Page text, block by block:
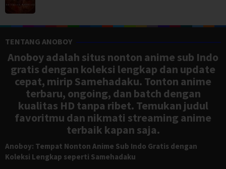
TENTANG ANOBOY
Anoboy adalah situs nonton anime sub Indo
gratis dengan koleksi lengkap dan update
cepat, mirip Samehadaku. Tonton anime
terbaru, ongoing, dan batch dengan
kualitas HD tanpa ribet. Temukan judul
favoritmu dan nikmati streaming anime
terbaik kapan saja.
Anoboy: Tempat Nonton Anime Sub Indo Gratis dengan
Koleksi Lengkap seperti Samehadaku